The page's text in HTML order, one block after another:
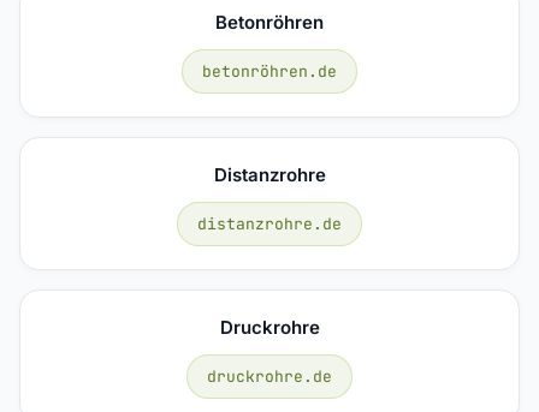
Betonröhren
betonröhren.de
Distanzrohre
distanzrohre.de
Druckrohre
druckrohre.de